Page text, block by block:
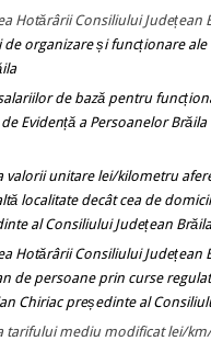
Hotărârii Consiliului Județean
organizare și funcționare ale
de bază pentru
Evidență a Persoanelor Brăila
valorii unitare lei/kilometru
localitate decât cea de
al Consiliului Județean
Hotărârii Consiliului Județean
de persoane prin curse
Chiriac președinte al
tarifului mediu modificat lei/